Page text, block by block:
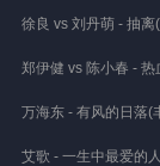
徐良 vs 刘丹萌 - 抽
郑伊健 vs 陈小春 -
万海东 - 有风的日落(
艾歌 - 一生中最爱的